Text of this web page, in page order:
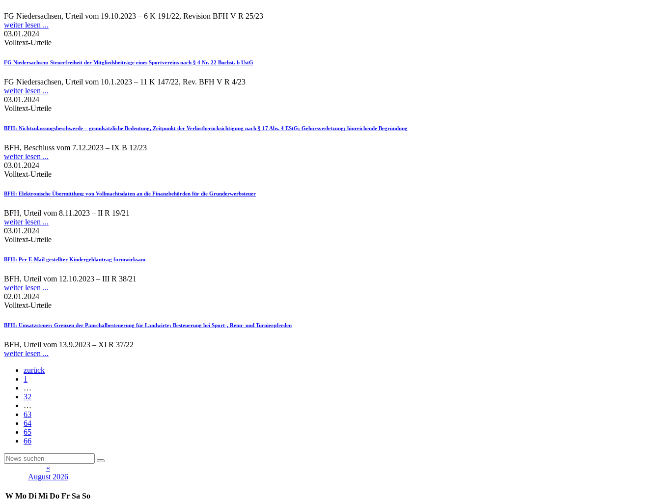
FG Niedersachsen, Urteil vom 19.10.2023 – 6 K 191/22, Revision BFH V R 25/23
weiter lesen ...
03.01.2024
Volltext-Urteile
FG Niedersachsen: Steuerfreiheit der Mitgliedsbeiträge eines Sportvereins nach § 4 Nr. 22 Buchst. b UstG
FG Niedersachsen, Urteil vom 10.1.2023 – 11 K 147/22, Rev. BFH V R 4/23
weiter lesen ...
03.01.2024
Volltext-Urteile
BFH: Nichtzulassungsbeschwerde – grundsätzliche Bedeutung, Zeitpunkt der Verlustberücksichtigung nach § 17 Abs. 4 EStG; Gehörsverletzung; hinreichende Begründung
BFH, Beschluss vom 7.12.2023 – IX B 12/23
weiter lesen ...
03.01.2024
Volltext-Urteile
BFH: Elektronische Übermittlung von Vollmachtsdaten an die Finanzbehörden für die Grunderwerbsteuer
BFH, Urteil vom 8.11.2023 – II R 19/21
weiter lesen ...
03.01.2024
Volltext-Urteile
BFH: Per E-Mail gestellter Kindergeldantrag formwirksam
BFH, Urteil vom 12.10.2023 – III R 38/21
weiter lesen ...
02.01.2024
Volltext-Urteile
BFH: Umsatzsteuer: Grenzen der Pauschalbesteuerung für Landwirte; Besteuerung bei Sport-, Renn- und Turnierpferden
BFH, Urteil vom 13.9.2023 – XI R 37/22
weiter lesen ...
zurück
1
…
32
…
63
64
65
66
«
August 2026
W Mo Di Mi Do Fr Sa So